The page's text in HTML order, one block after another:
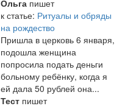
Ольга пишет
к статье: Ритуалы и обряды
на рождество
Пришла в церковь 6 января,
подошла женщина
попросила подать деньги
больному ребёнку, когда я
ей дала 50 рублей она...
Тест пишет